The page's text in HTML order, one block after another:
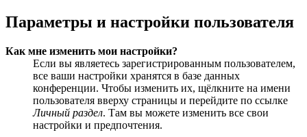
Параметры и настройки пользователя
Как мне изменить мои настройки?
Если вы являетесь зарегистрированным пользователем,
все ваши настройки хранятся в базе данных
конференции. Чтобы изменить их, щёлкните на имени
пользователя вверху страницы и перейдите по ссылке
Личный раздел. Там вы можете изменить все свои
настройки и предпочтения.